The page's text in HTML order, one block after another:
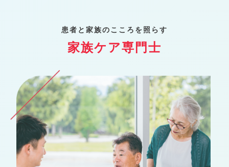
患者と家族のこころを照らす
家族ケア専門士